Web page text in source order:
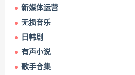
新媒体运营
无损音乐
日韩剧
有声小说
歌手合集